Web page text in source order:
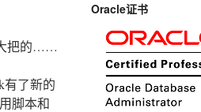
大把的……
有了新的
脚本和
Oracle证书